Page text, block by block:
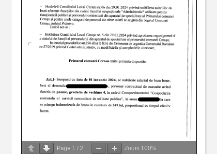
Page 1 / 2 Zoom 100%